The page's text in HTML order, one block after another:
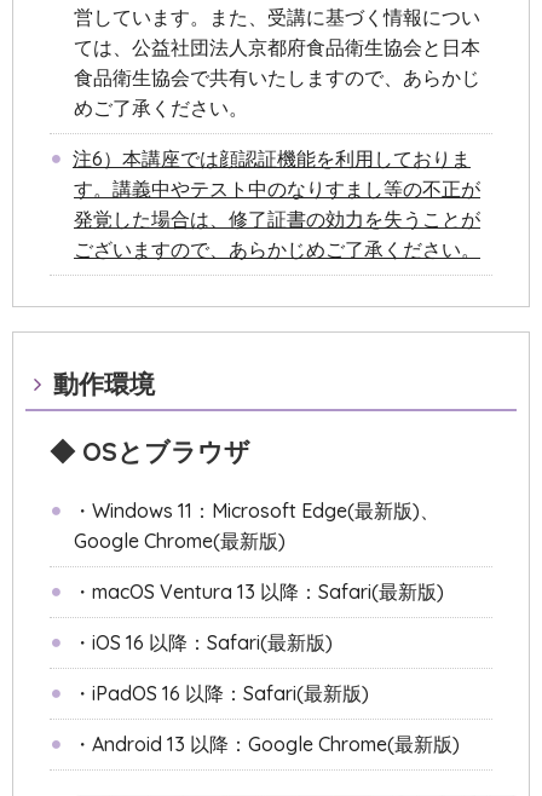
営しています。また、受講に基づく情報につい
ては、公益社団法人京都府食品衛生協会と日本
食品衛生協会で共有いたしますので、あらかじ
めご了承ください。
注6）本講座では顔認証機能を利用しておりま
す。講義中やテスト中のなりすまし等の不正が
発覚した場合は、修了証書の効力を失うことが
ございますので、あらかじめご了承ください。
動作環境
◆ OSとブラウザ
・Windows 11：Microsoft Edge(最新版)、
Google Chrome(最新版)
・macOS Ventura 13 以降：Safari(最新版)
・iOS 16 以降：Safari(最新版)
・iPadOS 16 以降：Safari(最新版)
・Android 13 以降：Google Chrome(最新版)